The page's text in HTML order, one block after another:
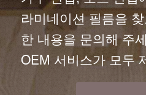
라미네이션 필름을
한 내용을 문의해 주
OEM 서비스가 모두